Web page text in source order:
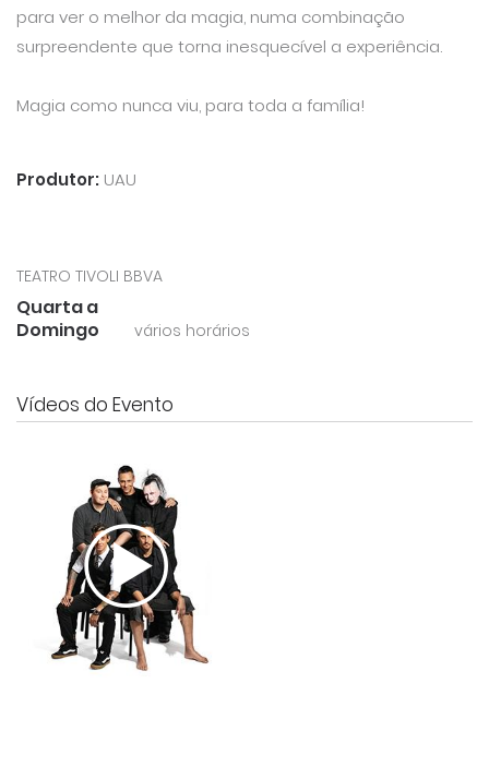
para ver o melhor da magia, numa combinação
surpreendente que torna inesquecível a experiência.
Magia como nunca viu, para toda a família!
Produtor: UAU
TEATRO TIVOLI BBVA
Quarta a
Domingo
vários horários
Vídeos do Evento